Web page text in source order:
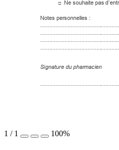
□ Ne souhaite pas
Notes personnelles :
........................................
........................................
........................................
........................................
Signature du pharmacien
1 / 1 100%